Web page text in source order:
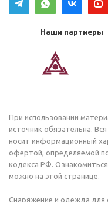
Наши партнеры
При использовании
источник обязательна.
носит информационный
офертой, определяемой
кодекса РФ.
можно на этой странице.
Снаряжение и одежда для